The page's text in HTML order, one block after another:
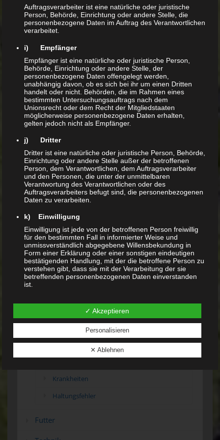
Schwarzknopf-Höckerschildkröte –
Graptemys nigrinoda nigrinoda
quadriocellata
Chinesische
Pfauenaugenschildkröte – Sacalia
bealei
Terrestrich lebende Sumpfschildkröten
Gelbrand-Scharnierschildkröte –
Cuora flavomarginata
Spaltenschildkröte –
Malacochersus tornieri
Haltung
Grundsätzliches zur Schildkrötenhaltung
Anschaffung der Tiere
Der Schildkrötenteich im Wandel der
Jahreszeiten
Der Schildkrötenteich
Schlüpflingen
Freilandaufzuchtbehälter für
Wasserschildkröten
Terrarium
Krankheiten
Haltungsfehler
Futter
Auftragsverarbeiter ist eine natürliche oder juristische
Person, Behörde, Einrichtung oder andere Stelle, die
personenbezogene Daten im Auftrag des Verantwortlichen
verarbeitet.
i) Empfänger
Empfänger ist eine natürliche oder juristische Person,
Behörde, Einrichtung oder andere Stelle, der
personenbezogene Daten offengelegt werden,
unabhängig davon, ob es sich bei ihr um einen Dritten
handelt oder nicht. Behörden, die im Rahmen eines
bestimmten Untersuchungsauftrags nach dem
Unionsrecht oder dem Recht der Mitgliedstaaten
möglicherweise personenbezogene Daten erhalten,
gelten jedoch nicht als Empfänger.
j) Dritter
Dritter ist eine natürliche oder juristische Person, Behörde,
Einrichtung oder andere Stelle außer der betroffenen
Person, dem Verantwortlichen, dem Auftragsverarbeiter
und den Personen, die unter der unmittelbaren
Verantwortung des Verantwortlichen oder des
Auftragsverarbeiters befugt sind, die personenbezogenen
Daten zu verarbeiten.
k) Einwilligung
Einwilligung ist jede von der betroffenen Person freiwillig
für den bestimmten Fall in informierter Weise und
unmissverständlich abgegebene Willensbekundung in
Form einer Erklärung oder einer sonstigen eindeutigen
bestätigenden Handlung, mit der die betroffene Person zu
verstehen gibt, dass sie mit der Verarbeitung der sie
betreffenden personenbezogenen Daten einverstanden
ist.
Verantwortlicher im Sinne der Datenschutz-
Grundverordnung, sonstiger in den Mitgliedstaaten der
Europäischen Union geltenden Datenschutzgesetze und
anderer Bestimmungen mit datenschutzrechtlichem
Deutschland
+49 1578 588 2460
✓ Akzeptieren
Personalisieren
✕ Ablehnen